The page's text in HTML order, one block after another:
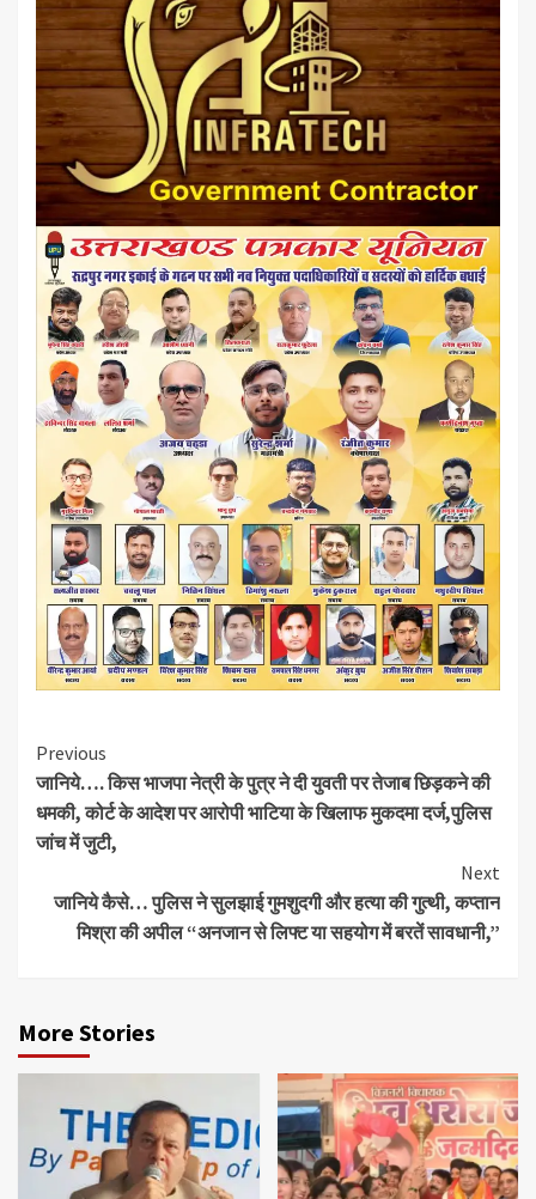
Continue
Reading
Previous
जानिये…. किस भाजपा नेत्री के पुत्र ने दी युवती पर तेजाब छिड़कने की
धमकी, कोर्ट के आदेश पर आरोपी भाटिया के खिलाफ मुकदमा दर्ज,पुलिस
जांच में जुटी,
Next
जानिये कैसे… पुलिस ने सुलझाई गुमशुदगी और हत्या की गुत्थी, कप्तान
मिश्रा की अपील “अनजान से लिफ्ट या सहयोग में बरतें सावधानी,”
More Stories